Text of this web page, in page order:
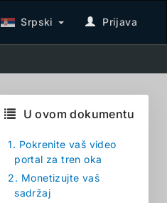
Srpski Prijava
U ovom dokumentu
1. Pokrenite vaš video
portal za tren oka
2. Monetizujte vaš
sadržaj